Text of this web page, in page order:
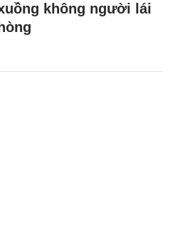
không người lái